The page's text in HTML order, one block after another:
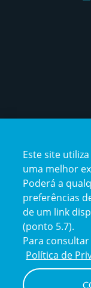
Este site
uma melhor
Poderá a
preferências
de um link
(ponto 5.7).
Para
Política de